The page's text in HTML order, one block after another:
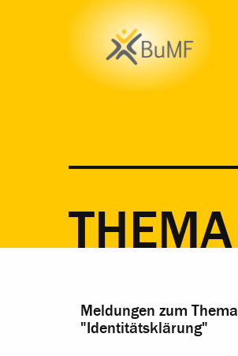
THEMA
Meldungen zum Thema
"Identitätsklärung"